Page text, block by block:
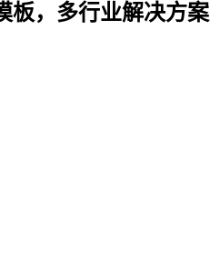
板，多行业解决方案